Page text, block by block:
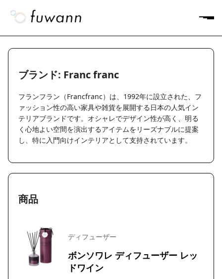
ブランド: Franc franc
フランフラン（Francfranc）は、1992年に設立された、フ
ァッション性の高い家具や雑貨を展開する日本の人気イン
テリアブランドです。オシャレでデザイン性が高く、明る
く心地よい空間を演出するアイテムをリーズナブルに提案
し、特に入門向けインテリアとして支持されています。
商品
ディフューザー
ボンソワレ ディフューザー レッ
ドワイン